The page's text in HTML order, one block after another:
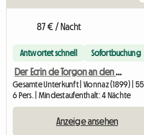
87 € / Nacht
Antwortet schnell Sofortbuchung
Der Ecrin de Torgon an den Portes du Soleil
Gesamte Unterkunft | Vionnaz (1899) |
6 Pers. | Mindestaufenthalt: 4 Nächte
Anzeige ansehen